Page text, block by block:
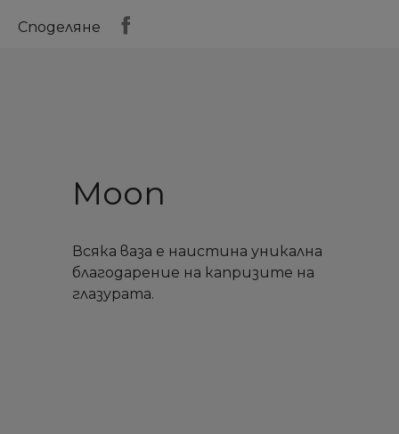
Споделяне
Moon
Всякa ваза е наистина уникална
благодарение на капризите на
глазурата.